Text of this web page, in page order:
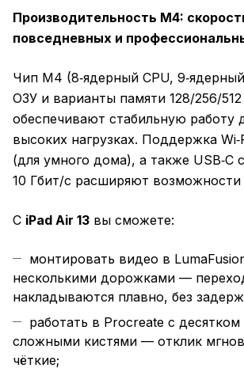
Производительность M4:
повседневных и
Чип M4 (8‑ядерный CPU,
ОЗУ и варианты памяти 128/256/
обеспечивают стабильную работу
высоких нагрузках. Поддержка
(для умного дома), а также USB‑C
10 Гбит/с расширяют
С iPad Air 13 вы сможете:
монтировать видео в
несколькими дорожками —
накладываются плавно, без
работать в Procreate с десятком
сложными кистями — отклик
чёткие;